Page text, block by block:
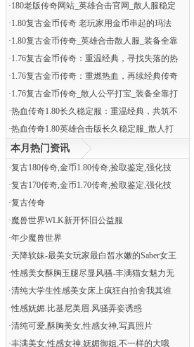
·180老版传奇网站_英雄合击官网_散人服稳定
·1.80复古金币传奇 老玩家用金币串起的玛法
·1.80复古金币传奇_英雄合击散人服_装备全靠
·1.76复古金币传奇：重温经典，寻找失落的热
·1.76复古金币传奇：重燃热血，再续经典传奇
·1.76复古金币传奇_散人公平打宝_装备全靠打
·热血传奇1.80长久稳定服：重温经典，共筑不
·热血传奇1.80英雄合击版长久稳定服_散人打
本月热门资讯
·复古180传奇,金币1.80传奇,捡取鉴定,强化技
·复古170传奇,金币1.70传奇,捡取鉴定,强化技
·复古传奇
·魔兽世界WLK新开怀旧公益服
·年少魔兽世界
·天降软妹-最美女玩家最白皙水嫩的Saber女王
·性感美女酥胸玉腿尽显风骚-丰满猫女魅力无
·清纯大学生性感美女床上疯狂自拍舍我其谁
·性感妩媚.比基尼美眉.风骚弄姿诱惑
·清纯可爱,酥胸美女,性感女神,写真照片
·丰满美女,性感女神,妩媚御姐,不一样的大哦